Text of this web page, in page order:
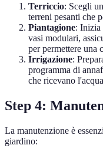
Terriccio: Scegli
terreni pesanti che
Piantagione: Inizia
vasi modulari,
per permettere una
Irrigazione:
programma di
che ricevano
Step 4:
La manutenzione è
giardino: